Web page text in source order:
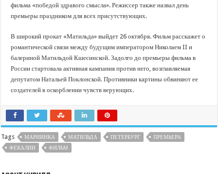
фильма «победой здравого смысла». Режиссер также назвал день
премьеры праздником для всех присутствующих.
В широкий прокат «Матильда» выйдет 26 октября. Фильм расскажет о
романтической связи между будущим императором Николаем II и
балериной Матильдой Кшесинской. Задолго до премьеры фильма в
России стартовала активная кампания против него, возглавляемая
депутатом Натальей Поклонской. Противники картины обвиняют ее
создателей в оскорблении чувств верующих.
Tags МАРИИНКА МАТИЛЬДА ПЕТЕРБУРГ
ПРЕМЬЕРА
ФЕКАЛИИ
ФИЛЬМ